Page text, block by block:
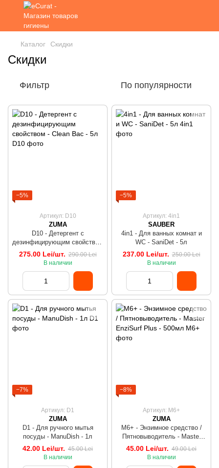
Каталог Скидки
Скидки
Фильтр По популярности
−5%
Артикул: D10
ZUMA
D10 - Детергент с
дезинфицирующим свойством
- Clean Bac - 5л
275.00 Lei/шт. 290.00 Lei
В наличии
−5%
Артикул: 4in1
SAUBER
4in1 - Для ванных комнат и
WC - SaniDet - 5л
237.00 Lei/шт. 250.00 Lei
В наличии
−7%
Артикул: D1
ZUMA
D1 - Для ручного мытья
посуды - ManuDish - 1л
42.00 Lei/шт. 45.00 Lei
В наличии
−8%
Артикул: M6+
ZUMA
M6+ - Энзимное средство /
Пятновыводитель - Master
EnziSurf Plus - 500мл
45.00 Lei/шт. 49.00 Lei
В наличии